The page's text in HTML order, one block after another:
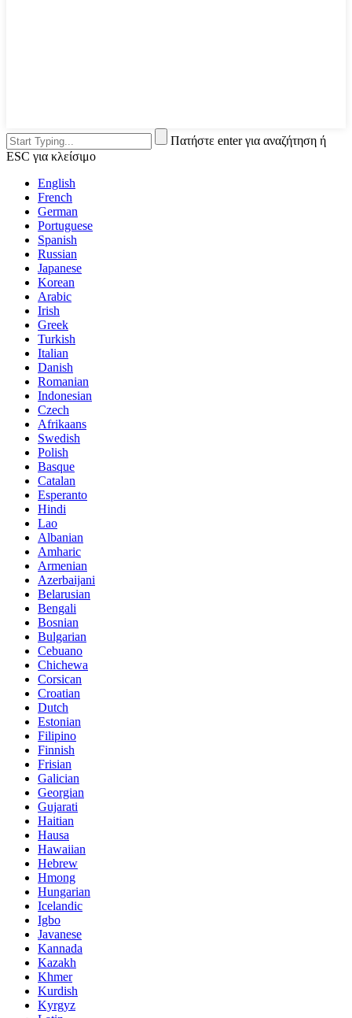
Πατήστε enter για αναζήτηση ή
ESC για κλείσιμο
English
French
German
Portuguese
Spanish
Russian
Japanese
Korean
Arabic
Irish
Greek
Turkish
Italian
Danish
Romanian
Indonesian
Czech
Afrikaans
Swedish
Polish
Basque
Catalan
Esperanto
Hindi
Lao
Albanian
Amharic
Armenian
Azerbaijani
Belarusian
Bengali
Bosnian
Bulgarian
Cebuano
Chichewa
Corsican
Croatian
Dutch
Estonian
Filipino
Finnish
Frisian
Galician
Georgian
Gujarati
Haitian
Hausa
Hawaiian
Hebrew
Hmong
Hungarian
Icelandic
Igbo
Javanese
Kannada
Kazakh
Khmer
Kurdish
Kyrgyz